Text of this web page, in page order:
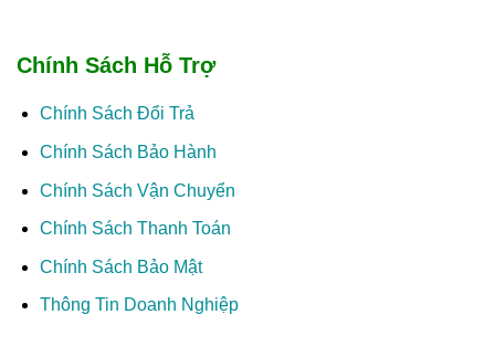
Chính Sách Hỗ Trợ
Chính Sách Đổi Trả
Chính Sách Bảo Hành
Chính Sách Vận Chuyển
Chính Sách Thanh Toán
Chính Sách Bảo Mật
Thông Tin Doanh Nghiệp